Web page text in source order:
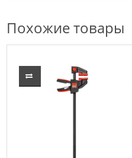
Похожие товары